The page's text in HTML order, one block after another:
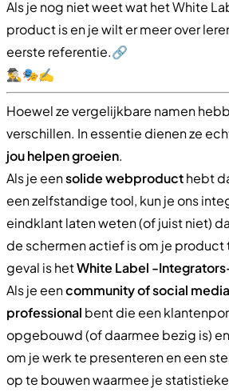
Als je nog niet weet wat het White
product is en je wilt er meer over
eerste referentie.​🔗​
🕵️‍♂️🎭✍️
Hoewel ze vergelijkbare namen
verschillen. In essentie dienen ze
jou helpen groeien.
Als je eensolide webproducthebt
een zelfstandige tool, kun je ons
eindklant laten weten (of juist niet)
de schermen actief is om je product
geval is hetWhite Label -
Als je eencommunity of social
professional bent die een
opgebouwd (of daarmee bezig is)
om je werk te presenteren en een
op te bouwen waarmee je